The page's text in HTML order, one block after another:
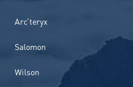
Arc’teryx
Salomon
Wilson